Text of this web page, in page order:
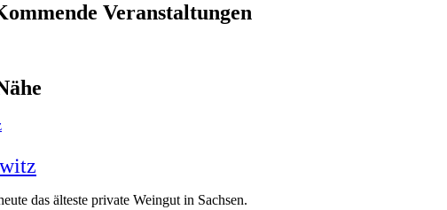
Veranstaltungen
das älteste private Weingut in Sachsen.